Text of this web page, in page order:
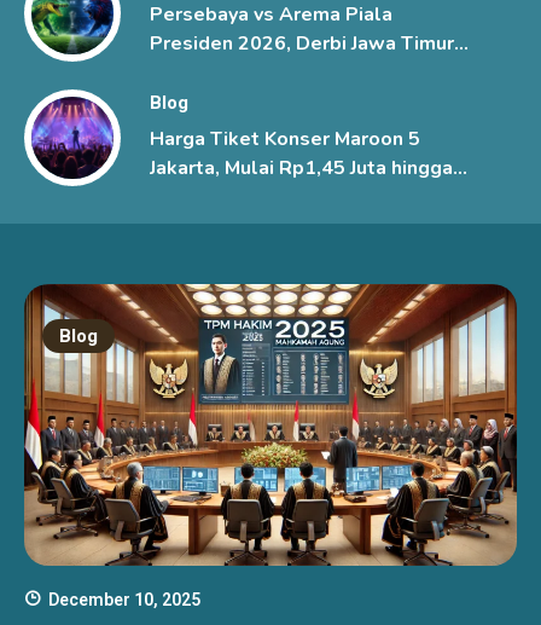
Persebaya vs Arema Piala
Presiden 2026, Derbi Jawa Timur
Blog
Harga Tiket Konser Maroon 5
Jakarta, Mulai Rp1,45 Juta hingga
Blog
December 10, 2025